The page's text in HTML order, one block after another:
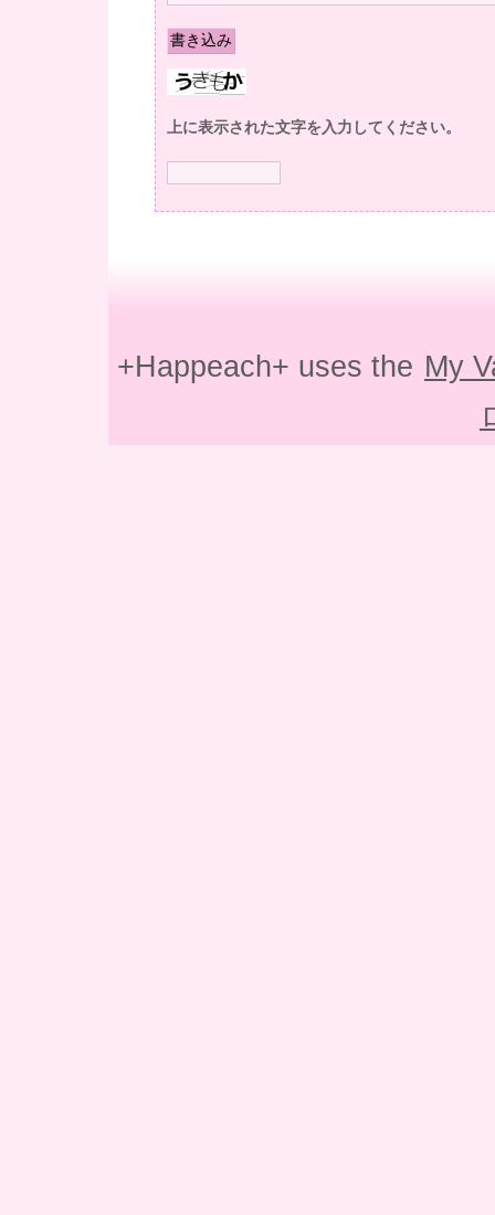
上に表示された文字を入力してください。
+Happeach+ uses the My